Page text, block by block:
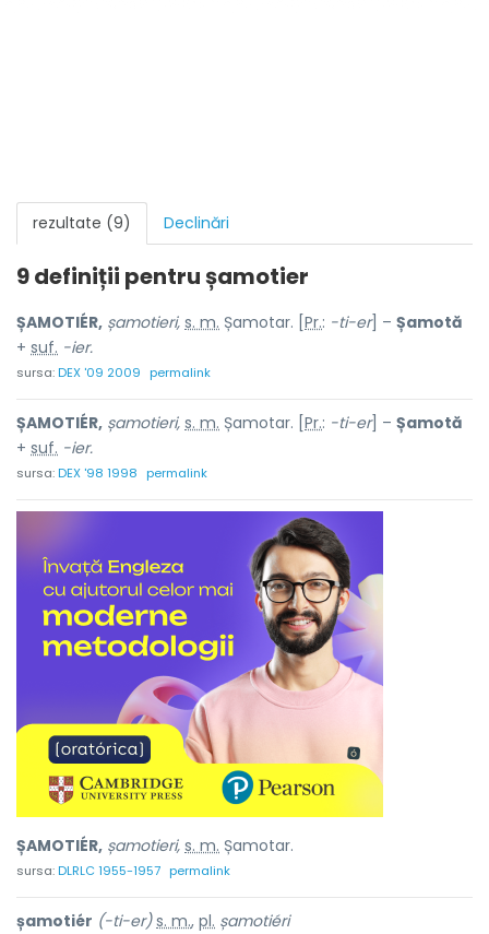
rezultate (9) Declinări
9 definiții pentrușamotier
ȘAMOTIÉR, șamotieri, s. m. Șamotar. [ Pr.: -ti-er] – Șamotă
+ suf. -ier.
sursa:DEX '09 2009 permalink
ȘAMOTIÉR, șamotieri, s. m. Șamotar. [ Pr.: -ti-er] – Șamotă
+ suf. -ier.
sursa:DEX '98 1998 permalink
ȘAMOTIÉR, șamotieri, s. m. Șamotar.
sursa:DLRLC 1955-1957 permalink
șamotiér (-ti-er) s. m., pl. șamotiéri